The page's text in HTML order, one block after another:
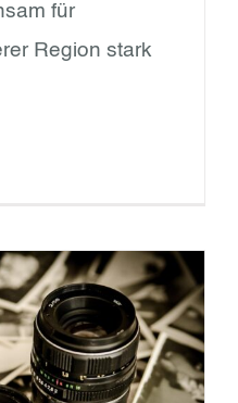
für
Region stark